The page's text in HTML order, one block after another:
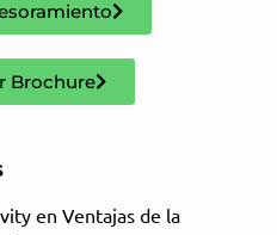
Brochure
en Ventajas de la